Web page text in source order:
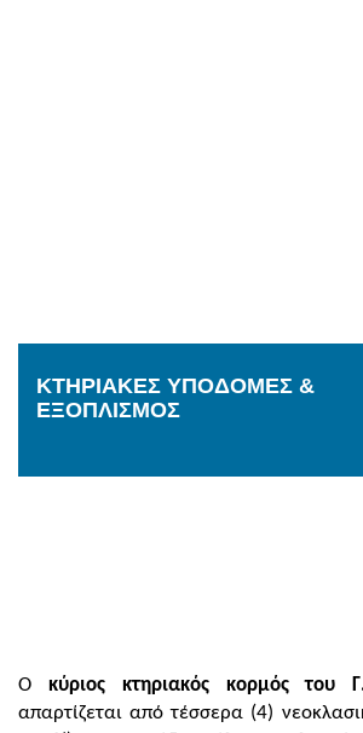
ΚΤΗΡΙΑΚΕΣ ΥΠΟΔΟΜΕΣ &
ΕΞΟΠΛΙΣΜΟΣ
Ο κύριος κτηριακός κορμός του
απαρτίζεται από τέσσερα (4)